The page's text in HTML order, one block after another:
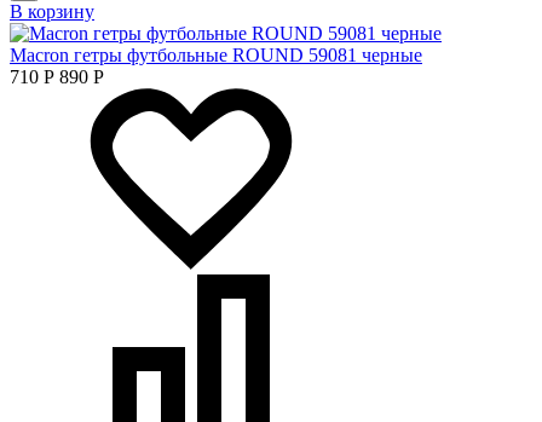
В корзину
Macron гетры футбольные ROUND 59081 черные
710 Р 890 Р